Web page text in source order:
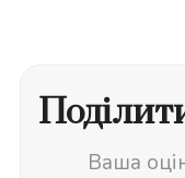
Ваша